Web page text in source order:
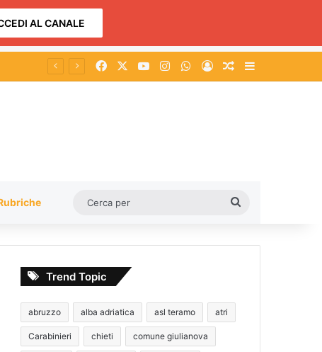
AL CANALE
Facebook You TubeInstagramWhatsApp
AccediUn articolo a
Trend Topic
abruzzo alba adriatica asl teramo atri
Carabinieri chieti comune giulianova